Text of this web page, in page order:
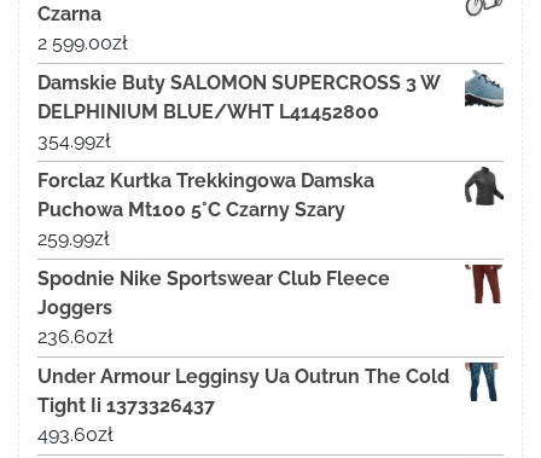
Czarna
2 599.00zł
Damskie Buty SALOMON SUPERCROSS 3 W
DELPHINIUM BLUE/WHT L41452800
354.99zł
Forclaz Kurtka Trekkingowa Damska
Puchowa Mt100 5°C Czarny Szary
259.99zł
Spodnie Nike Sportswear Club Fleece
Joggers
236.60zł
Under Armour Legginsy Ua Outrun The Cold
Tight Ii 1373326437
493.60zł